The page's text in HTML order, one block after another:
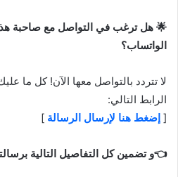
🌟 هل ترغب في التواصل مع صاحبة
الواتساب؟
لا تتردد بالتواصل معها الآن! كل ما
الرابط التالي:
[ إضغط هنا لإرسال الرسالة ]
👈و تضمين كل التفاصيل التالية